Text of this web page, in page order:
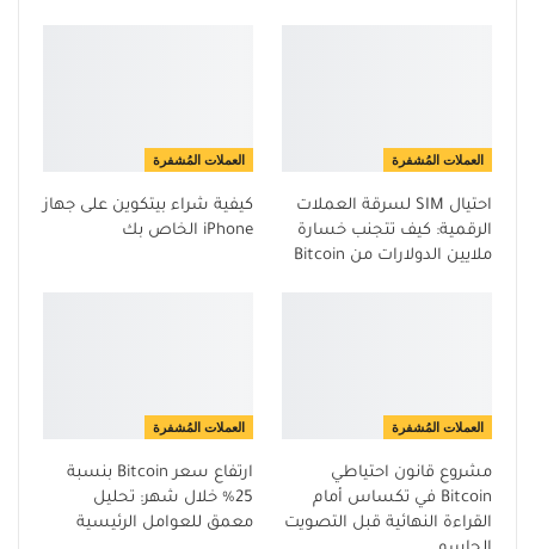
العملات المُشفرة
احتيال SIM لسرقة العملات
الرقمية: كيف تتجنب خسارة
ملايين الدولارات من Bitcoin
العملات المُشفرة
كيفية شراء بيتكوين على جهاز
iPhone الخاص بك
العملات المُشفرة
مشروع قانون احتياطي
Bitcoin في تكساس أمام
القراءة النهائية قبل التصويت
العملات المُشفرة
ارتفاع سعر Bitcoin بنسبة
25% خلال شهر: تحليل
معمق للعوامل الرئيسية